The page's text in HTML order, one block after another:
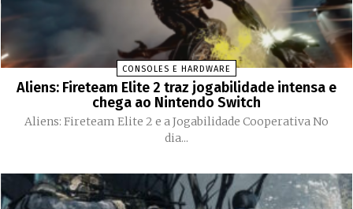
CONSOLES E HARDWARE
Aliens: Fireteam Elite 2 traz jogabilidade intensa e
chega ao Nintendo Switch
Aliens: Fireteam Elite 2 e a Jogabilidade Cooperativa No
dia...